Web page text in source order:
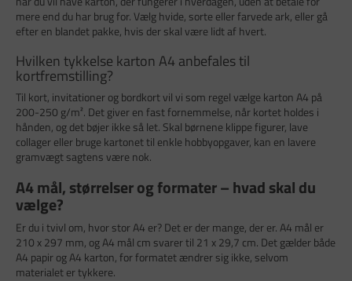
mere end du har brug for. Vælg hvide, sorte eller farvede ark, eller gå
efter en blandet pakke, hvis der skal være lidt af hvert.
Hvilken tykkelse karton A4 anbefales til
kortfremstilling?
Til kort, invitationer og bordkort vil vi som regel vælge karton A4 på
200-250 g/m². Det giver en fast fornemmelse, når kortet holdes i
hånden, og det bøjer ikke så let. Skal børnene klippe figurer, lave
collager eller bruge kartonet til enkle hobbyopgaver, kan en lavere
gramvægt sagtens være nok.
A4 mål, størrelser og formater – hvad skal du
vælge?
Er du i tvivl om, hvor stor A4 er? Det er der mange, der er. A4 mål er
210 x 297 mm, og A4 mål cm svarer til 21 x 29,7 cm. Det gælder både
A4 papir og A4 karton, for formatet ændrer sig ikke, selvom
materialet er tykkere.